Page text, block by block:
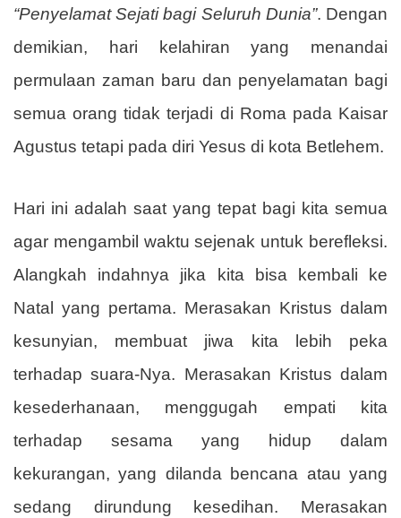
“Penyelamat Sejati bagi Seluruh Dunia”. Dengan
demikian, hari kelahiran yang menandai
permulaan zaman baru dan penyelamatan bagi
semua orang tidak terjadi di Roma pada Kaisar
Agustus tetapi pada diri Yesus di kota Betlehem.
Hari ini adalah saat yang tepat bagi kita semua
agar mengambil waktu sejenak untuk berefleksi.
Alangkah indahnya jika kita bisa kembali ke
Natal yang pertama. Merasakan Kristus dalam
kesunyian, membuat jiwa kita lebih peka
terhadap suara-Nya. Merasakan Kristus dalam
kesederhanaan, menggugah empati kita
terhadap sesama yang hidup dalam
kekurangan, yang dilanda bencana atau yang
sedang dirundung kesedihan. Merasakan